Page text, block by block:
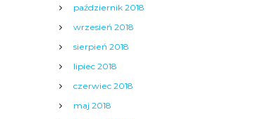
październik 2018
wrzesień 2018
sierpień 2018
lipiec 2018
czerwiec 2018
maj 2018